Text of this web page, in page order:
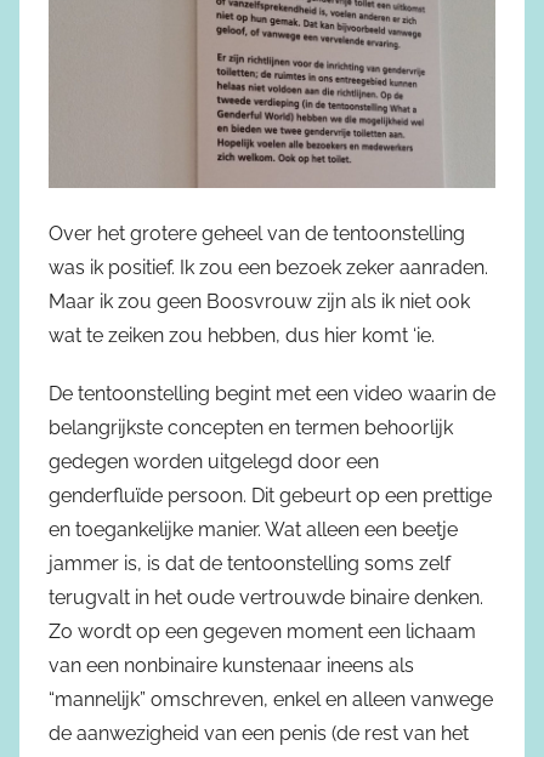
Over het grotere geheel van de tentoonstelling
was ik positief. Ik zou een bezoek zeker aanraden.
Maar ik zou geen Boosvrouw zijn als ik niet ook
wat te zeiken zou hebben, dus hier komt ‘ie.
De tentoonstelling begint met een video waarin de
belangrijkste concepten en termen behoorlijk
gedegen worden uitgelegd door een
genderfluïde persoon. Dit gebeurt op een prettige
en toegankelijke manier. Wat alleen een beetje
jammer is, is dat de tentoonstelling soms zelf
terugvalt in het oude vertrouwde binaire denken.
Zo wordt op een gegeven moment een lichaam
van een nonbinaire kunstenaar ineens als
“mannelijk” omschreven, enkel en alleen vanwege
de aanwezigheid van een penis (de rest van het